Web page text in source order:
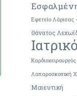
Εφετείο Λάρισας
Θάνατος
Καρδιοχειρουργός
Λαπαροσκοπική
Μαιευτική